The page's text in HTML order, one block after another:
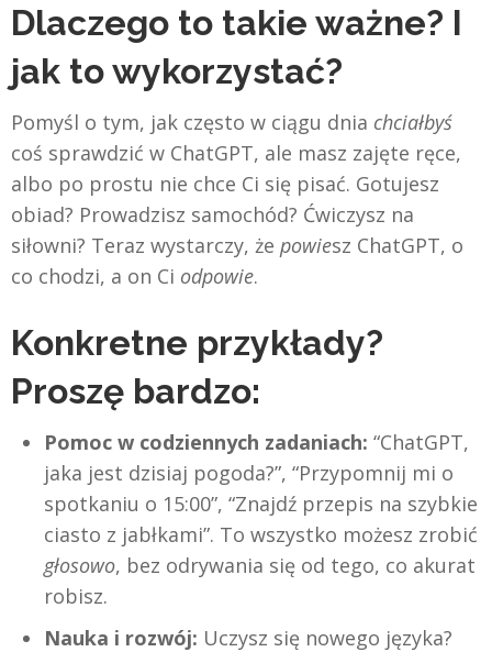
Dlaczego to takie ważne? I
jak to wykorzystać?
Pomyśl o tym, jak często w ciągu dnia chciałbyś
coś sprawdzić w ChatGPT, ale masz zajęte ręce,
albo po prostu nie chce Ci się pisać. Gotujesz
obiad? Prowadzisz samochód? Ćwiczysz na
siłowni? Teraz wystarczy, że powiesz ChatGPT, o
co chodzi, a on Ci odpowie.
Konkretne przykłady?
Proszę bardzo:
Pomoc w codziennych zadaniach: “ChatGPT,
jaka jest dzisiaj pogoda?”, “Przypomnij mi o
spotkaniu o 15:00”, “Znajdź przepis na szybkie
ciasto z jabłkami”. To wszystko możesz zrobić
głosowo, bez odrywania się od tego, co akurat
robisz.
Nauka i rozwój: Uczysz się nowego języka?